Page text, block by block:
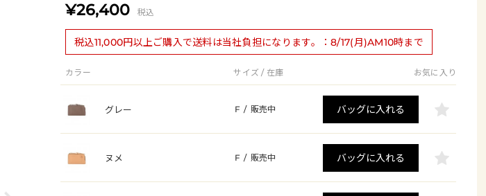
¥26,400 税込
税込11,000円以上ご購入で送料は当社負担になります。：8/17(月)AM10時まで
カラー サイズ / 在庫 お気に入り
グレー F / 販売中 バッグに入れる
ヌメ F / 販売中 バッグに入れる